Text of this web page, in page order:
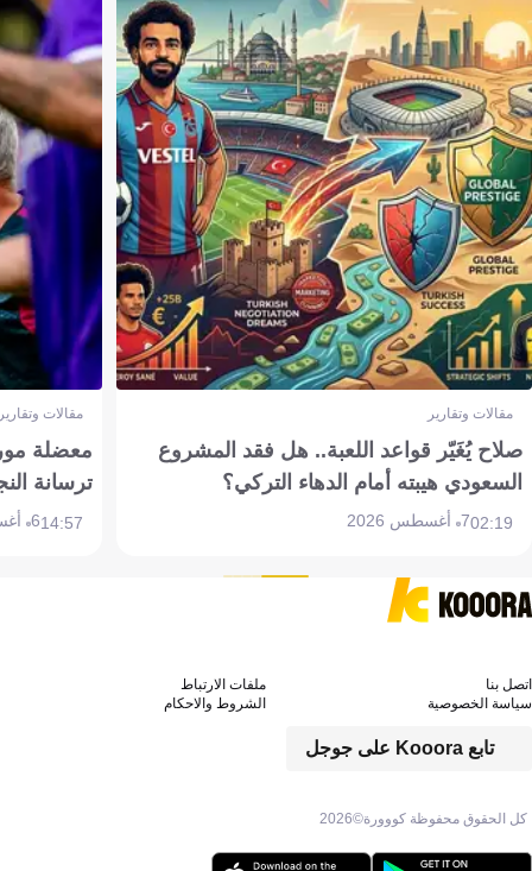
مقالات وتقارير
صلاح يُغَيّر قواعد اللعبة.. هل فقد المشروع
السعودي هيبته أمام الدهاء التركي؟
02:197 أغسطس 2026
مقالات
معضلة
ترسانة
14:576 أغسطس 2026
كل الحقوق محفوظة كووورة©2026
تابع Kooora على جوجل
اتصل بنا
ملفات الارتباط
سياسة الخصوصية
الشروط والاحكام